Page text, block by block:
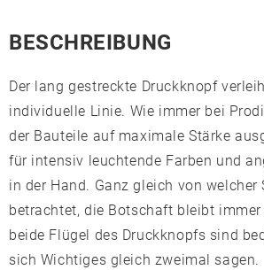
BESCHREIBUNG
Der lang gestreckte Druckknopf
individuelle Linie. Wie immer bei
der Bauteile auf maximale Stärke
für intensiv leuchtende Farben und
in der Hand. Ganz gleich von welcher
betrachtet, die Botschaft bleibt immer
beide Flügel des Druckknopfs sind
sich Wichtiges gleich zweimal sagen.